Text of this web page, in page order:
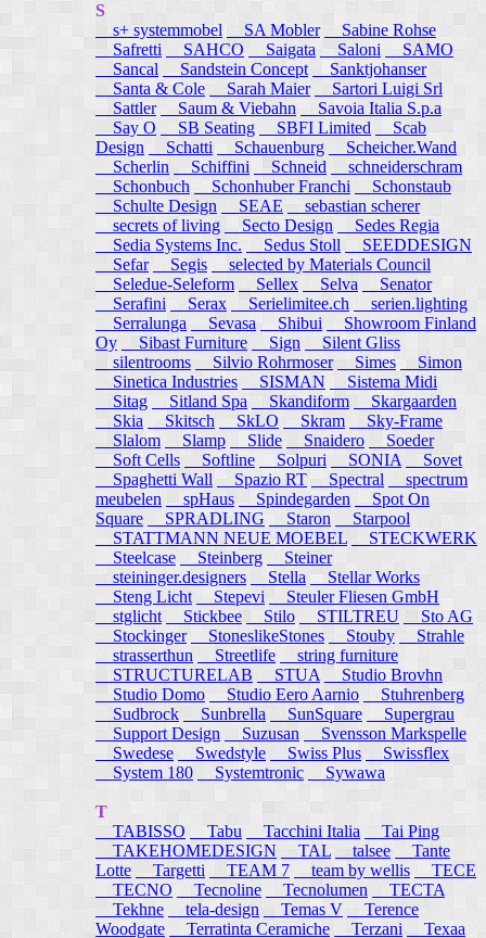
S
s+ systemmobel
SA Mobler
Sabine Rohse
Safretti
SAHCO Saigata Saloni
SAMO
Sancal
Sandstein Concept
Sanktjohanser
Santa & Cole
Sarah Maier
Sartori Luigi Srl
Sattler
Saum & Viebahn
Savoia Italia S.p.a
Say O
SB Seating SBFI Limited
Scab
Design
Schatti Schauenburg
Scheicher.Wand
Scherlin
Schiffini Schneid
schneiderschram
Schonbuch
Schonhuber Franchi
Schonstaub
Schulte Design
SEAE
sebastian scherer
secrets of living
Secto Design
Sedes Regia
Sedia Systems Inc.
Sedus Stoll
SEEDDESIGN
Sefar
Segis
selected by Materials Council
Seledue-Seleform
Sellex Selva
Senator
Serafini
Serax Serielimitee.ch
serien.lighting
Serralunga
Sevasa Shibui
Showroom Finland
Oy
Sibast Furniture Sign
Silent Gliss
silentrooms
Silvio Rohrmoser Simes Simon
Sinetica Industries
SISMAN
Sistema Midi
Sitag
Sitland Spa Skandiform
Skargaarden
Skia
Skitsch SkLO Skram
Sky-Frame
Slalom
Slamp Slide Snaidero
Soeder
Soft Cells
Softline Solpuri SONIA
Sovet
Spaghetti Wall
Spazio RT Spectral
spectrum
meubelen
spHaus Spindegarden
Spot On
Square
SPRADLING Staron
Starpool
STATTMANN NEUE MOEBEL
STECKWERK
Steelcase
Steinberg
Steiner
steininger.designers
Stella Stellar Works
Steng Licht
Stepevi
Steuler Fliesen GmbH
stglicht
Stickbee Stilo STILTREU
Sto AG
Stockinger
StoneslikeStones Stouby
Strahle
strasserthun
Streetlife
string furniture
STRUCTURELAB
STUA
Studio Brovhn
Studio Domo
Studio Eero Aarnio
Stuhrenberg
Sudbrock
Sunbrella SunSquare
Supergrau
Support Design
Suzusan
Svensson Markspelle
Swedese
Swedstyle Swiss Plus
Swissflex
System 180
Systemtronic Sywawa
T
TABISSO
Tabu Tacchini Italia
Tai Ping
TAKEHOMEDESIGN
TAL talsee
Tante
Lotte
Targetti TEAM 7 team by wellis
TECE
TECNO
Tecnoline Tecnolumen
TECTA
Tekhne
tela-design Temas V
Terence
Woodgate
Terratinta Ceramiche Terzani
Texaa